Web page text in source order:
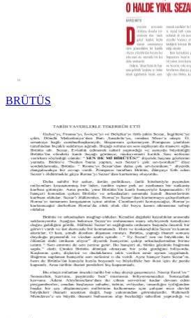
BRÜTÜS